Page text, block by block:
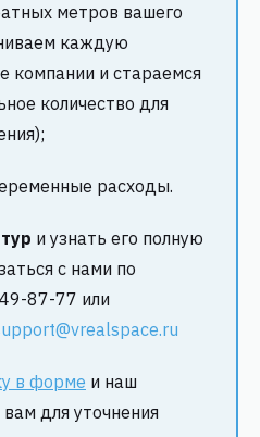
метров вашего
каждую
компании и стараемся
количество для
расходы.
и узнать его полную
с нами по
87-77 или
в форме и наш
для уточнения